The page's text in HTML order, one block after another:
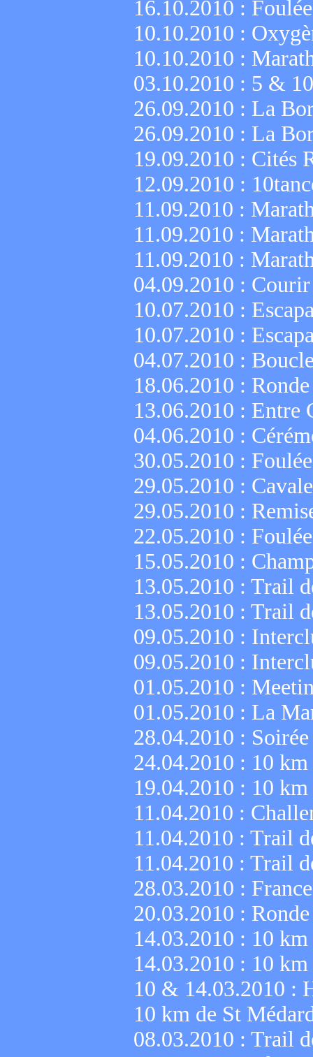
16.10.2010 :
10.10.2010 :
10.10.2010 :
03.10.2010 : 5 &
26.09.2010 : La
26.09.2010 : La
19.09.2010 : Cités
12.09.2010 :
11.09.2010 :
11.09.2010 :
11.09.2010 :
04.09.2010 :
10.07.2010 :
10.07.2010 :
04.07.2010 :
18.06.2010 :
13.06.2010 : Entre
04.06.2010 :
30.05.2010 :
29.05.2010 :
29.05.2010 :
22.05.2010 :
15.05.2010 :
13.05.2010 : Trail
13.05.2010 : Trail
09.05.2010 :
09.05.2010 :
01.05.2010 :
01.05.2010 : La
28.04.2010 :
24.04.2010 : 10
19.04.2010 : 10
11.04.2010 :
11.04.2010 : Trail
11.04.2010 : Trail
28.03.2010 :
20.03.2010 :
14.03.2010 : 10
14.03.2010 : 10
10 & 14.03.2010 :
10 km de St
08.03.2010 : Trail